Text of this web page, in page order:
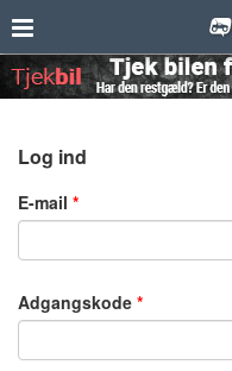
Log ind
E-mail
Adgangskode